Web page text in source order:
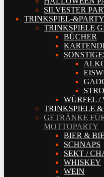
SILVESTER
TRINKSPIEL-
TRINKSPIELE
BÜCHER
WÜRFEL /
TRINKSPIELE
GETRÄNKE
MOTTOPARTY
BIER &
SCHNAPS
SEKT /
WHISKEY
WEIN